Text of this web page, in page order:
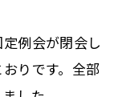
例会が閉会し
りです。全部